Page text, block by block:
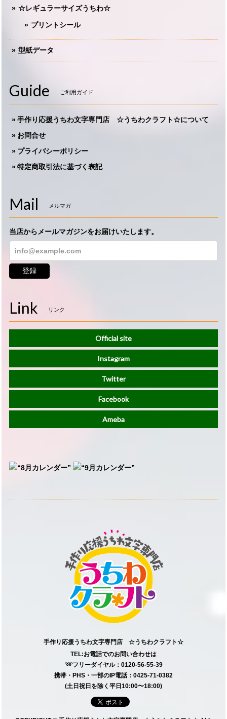
☆レギュラーサイズうちわ☆
プリントシール
型紙データ
Guide ご利用ガイド
手作り応援うちわ文字専門店 ☆うちわクラフト☆について
お問合せ
プライバシーポリシー
特定商取引法に基づく表記
Mail メルマガ
当店からメールマガジンをお届けいたします。
登録
Link リンク
Official site
Instagram
Twitter
Facebook
Ameba
手作り応援うちわ文字専門店 ☆うちわクラフト☆
TEL:お電話でのお問い合わせは
➿フリーダイヤル：0120-56-55-39
携帯・PHS・一部のIP電話：0425-71-0382
(土日祝日を除く平日10:00〜18:00)